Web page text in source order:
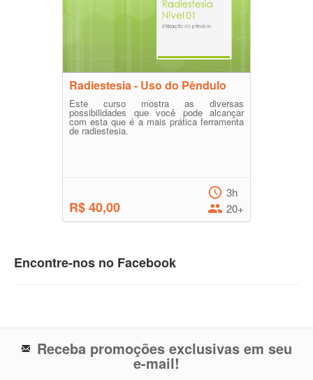
Radiestesia - Uso do Pêndulo
Este curso mostra as diversas
possibilidades que você pode alcançar
com esta que é a mais prática ferramenta
de radiestesia.
R$ 40,00
3h
20+
Encontre-nos no Facebook
Receba promoções exclusivas em seu
e-mail!